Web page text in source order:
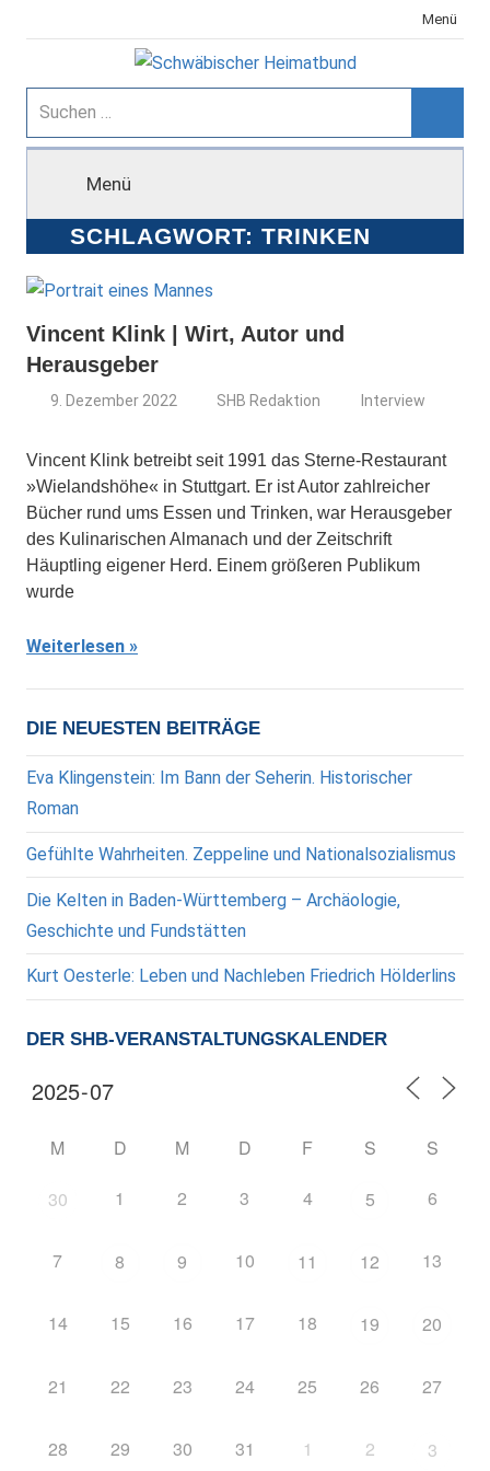
Inhalt
Menü
Schwäbischer
Heimatbund
Suchen
nach:
Menü
SCHLAGWORT: TRINKEN
Vincent Klink | Wirt, Autor und
Herausgeber
9. Dezember 2022 SHB Redaktion Interview
Vincent Klink betreibt seit 1991 das Sterne-Restaurant
»Wielandshöhe« in Stuttgart. Er ist Autor zahlreicher
Bücher rund ums Essen und Trinken, war Herausgeber
des Kulinarischen Almanach und der Zeitschrift
Häuptling eigener Herd. Einem größeren Publikum
wurde
Weiterlesen
DIE NEUESTEN BEITRÄGE
Eva Klingenstein: Im Bann der Seherin. Historischer
Roman
Gefühlte Wahrheiten. Zeppeline und Nationalsozialismus
Die Kelten in Baden-Württemberg – Archäologie,
Geschichte und Fundstätten
Kurt Oesterle: Leben und Nachleben Friedrich Hölderlins
DER SHB-VERANSTALTUNGSKALENDER
M D M D F S S
30 1 2 3 4 5 6
7 8 9 10 11 12 13
14 15 16 17 18 19 20
21 22 23 24 25 26 27
28 29 30 31 1 2 3